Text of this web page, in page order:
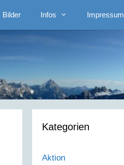
Bilder Infos Impressum
Kategorien
Aktion